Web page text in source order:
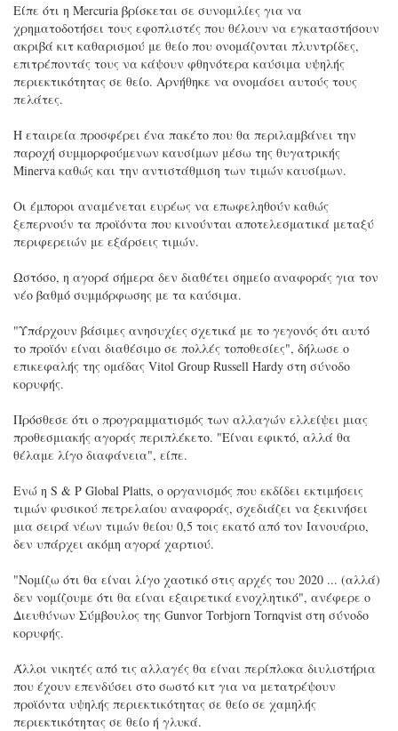
Είπε ότι η Mercuria βρίσκεται σε συνομιλίες για να
χρηματοδοτήσει τους εφοπλιστές που θέλουν να εγκαταστήσουν
ακριβά κιτ καθαρισμού με θείο που ονομάζονται πλυντρίδες,
επιτρέποντάς τους να κάψουν φθηνότερα καύσιμα υψηλής
περιεκτικότητας σε θείο. Αρνήθηκε να ονομάσει αυτούς τους
πελάτες.
Η εταιρεία προσφέρει ένα πακέτο που θα περιλαμβάνει την
παροχή συμμορφούμενων καυσίμων μέσω της θυγατρικής
Minerva καθώς και την αντιστάθμιση των τιμών καυσίμων.
Οι έμποροι αναμένεται ευρέως να επωφεληθούν καθώς
ξεπερνούν τα προϊόντα που κινούνται αποτελεσματικά μεταξύ
περιφερειών με εξάρσεις τιμών.
Ωστόσο, η αγορά σήμερα δεν διαθέτει σημείο αναφοράς για τον
νέο βαθμό συμμόρφωσης με τα καύσιμα.
"Υπάρχουν βάσιμες ανησυχίες σχετικά με το γεγονός ότι αυτό
το προϊόν είναι διαθέσιμο σε πολλές τοποθεσίες", δήλωσε ο
επικεφαλής της ομάδας Vitol Group Russell Hardy στη σύνοδο
κορυφής.
Πρόσθεσε ότι ο προγραμματισμός των αλλαγών ελλείψει μιας
προθεσμιακής αγοράς περιπλέκετο. "Είναι εφικτό, αλλά θα
θέλαμε λίγο διαφάνεια", είπε.
Ενώ η S & P Global Platts, ο οργανισμός που εκδίδει εκτιμήσεις
τιμών φυσικού πετρελαίου αναφοράς, σχεδιάζει να ξεκινήσει
μια σειρά νέων τιμών θείου 0,5 τοις εκατό από τον Ιανουάριο,
δεν υπάρχει ακόμη αγορά χαρτιού.
"Νομίζω ότι θα είναι λίγο χαοτικό στις αρχές του 2020 ... (αλλά)
δεν νομίζουμε ότι θα είναι εξαιρετικά ενοχλητικό", ανέφερε ο
Διευθύνων Σύμβουλος της Gunvor Torbjorn Tornqvist στη σύνοδο
κορυφής.
Άλλοι νικητές από τις αλλαγές θα είναι περίπλοκα διυλιστήρια
που έχουν επενδύσει στο σωστό κιτ για να μετατρέψουν
προϊόντα υψηλής περιεκτικότητας σε θείο σε χαμηλής
περιεκτικότητας σε θείο ή γλυκά.